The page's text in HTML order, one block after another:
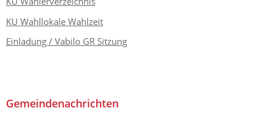
KU Wahllokale Wahlzeit
Einladung / Vabilo GR Sitzung
Gemeindenachrichten